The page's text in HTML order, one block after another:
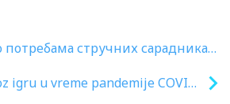
стручних сарадника у
igru u vreme pandemije COVID-